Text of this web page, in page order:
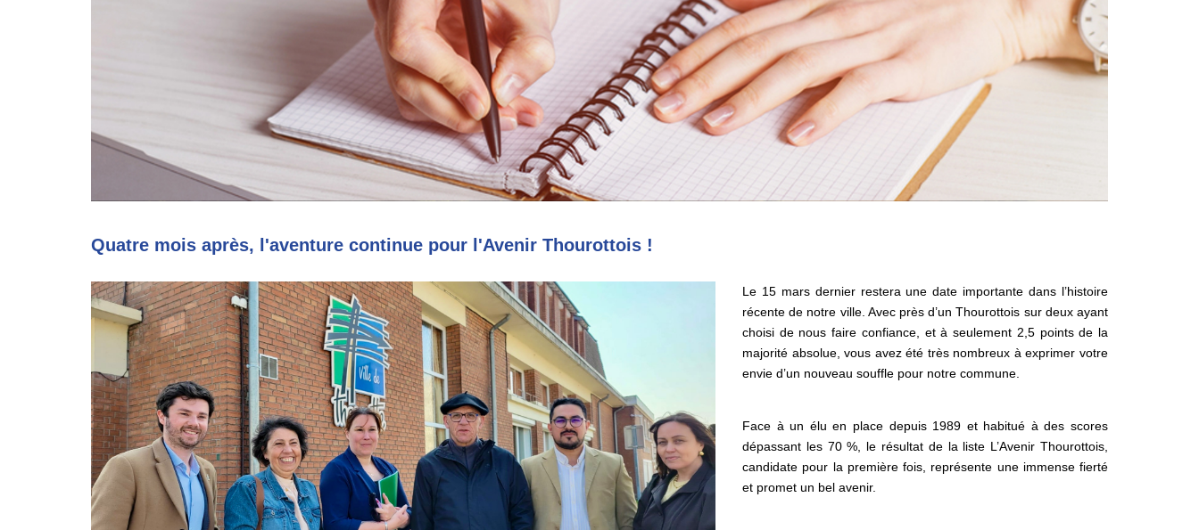
Quatre mois après, l'aventure continue pour l'Avenir Thourottois !
Le 15 mars dernier restera une date importante dans l’histoire
récente de notre ville. Avec près d’un Thourottois sur deux ayant
choisi de nous faire confiance, et à seulement 2,5 points de la
majorité absolue, vous avez été très nombreux à exprimer votre
envie d’un nouveau souffle pour notre commune.
Face à un élu en place depuis 1989 et habitué à des scores
dépassant les 70 %, le résultat de la liste L’Avenir Thourottois,
candidate pour la première fois, représente une immense fierté
et promet un bel avenir.